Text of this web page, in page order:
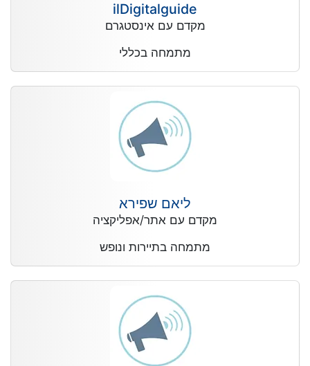
ilDigitalguide
מקדם עם אינסטגרם
מתמחה בכללי
ליאם שפירא
מקדם עם אתר/אפליקציה
מתמחה בתיירות ונופש